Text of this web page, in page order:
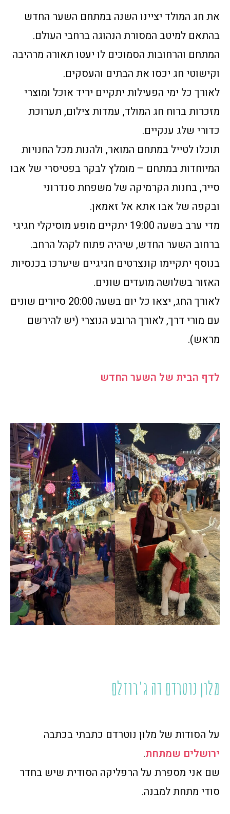
את חג המולד יציינו השנה במתחם השער החדש
בהתאם למיטב המסורת הנהוגה ברחבי העולם.
המתחם והרחובות הסמוכים לו יעטו תאורה מרהיבה
וקישוטי חג יכסו את הבתים והעסקים.
לאורך כל ימי הפעילות יתקיים יריד אוכל ומוצרי
מזכרות ברוח חג המולד, עמדות צילום, תערוכת
כדורי שלג ענקיים.
תוכלו לטייל במתחם המואר, ולהנות מכל החנויות
המיוחדות במתחם – מומלץ לבקר בפטיסרי של אבו
סייר, בחנות הקרמיקה של משפחת סנדרוני
ובקפה של אבו אתא אל זאמאן.
מדי ערב
בשעה 19:00 יתקיים מופע מוסיקלי חגיגי
ברחוב השער החדש, שיהיה פתוח לקהל הרחב.
בנוסף יתקיימו קונצרטים חגיגיים שיערכו בכנסיות
האזור בשלושה מועדים שונים.
לאורך החג, יצאו כל יום בשעה 20:00 סיורים שונים
עם מורי דרך, לאורך הרובע הנוצרי (יש להירשם
מראש).
לדף הבית של השער החדש
מלון נוטרדם דה ג'רוזלם
על הסודות של מלון נוטרדם כתבתי בכתבה
ירושלים שמתחת.
שם אני מספרת על הרפליקה הסודית שיש בחדר
סודי מתחת למבנה.